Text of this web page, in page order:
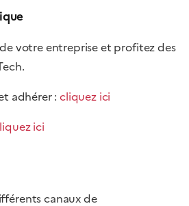
votre entreprise et profitez des
et adhérer :cliquez ici
ici
canaux de